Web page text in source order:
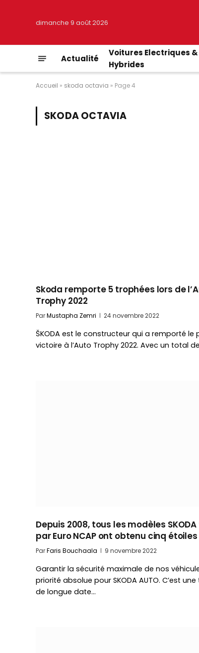
dimanche 9 août 2026
Actualité
Voitures Electriques &
Hybrides
Accueil » skoda octavia » Page 4
SKODA OCTAVIA
Skoda remporte 5 trophées lors de
Trophy 2022
ParMustapha Zemri 24 novembre 2022
ŠKODA est le constructeur qui a remporté le
victoire à l’Auto Trophy 2022. Avec un total
Depuis 2008, tous les modèles
par Euro NCAP ont obtenu cinq étoiles
ParFaris Bouchaala 9 novembre 2022
Garantir la sécurité maximale de nos
priorité absolue pour SKODA AUTO. C’est
de longue date…